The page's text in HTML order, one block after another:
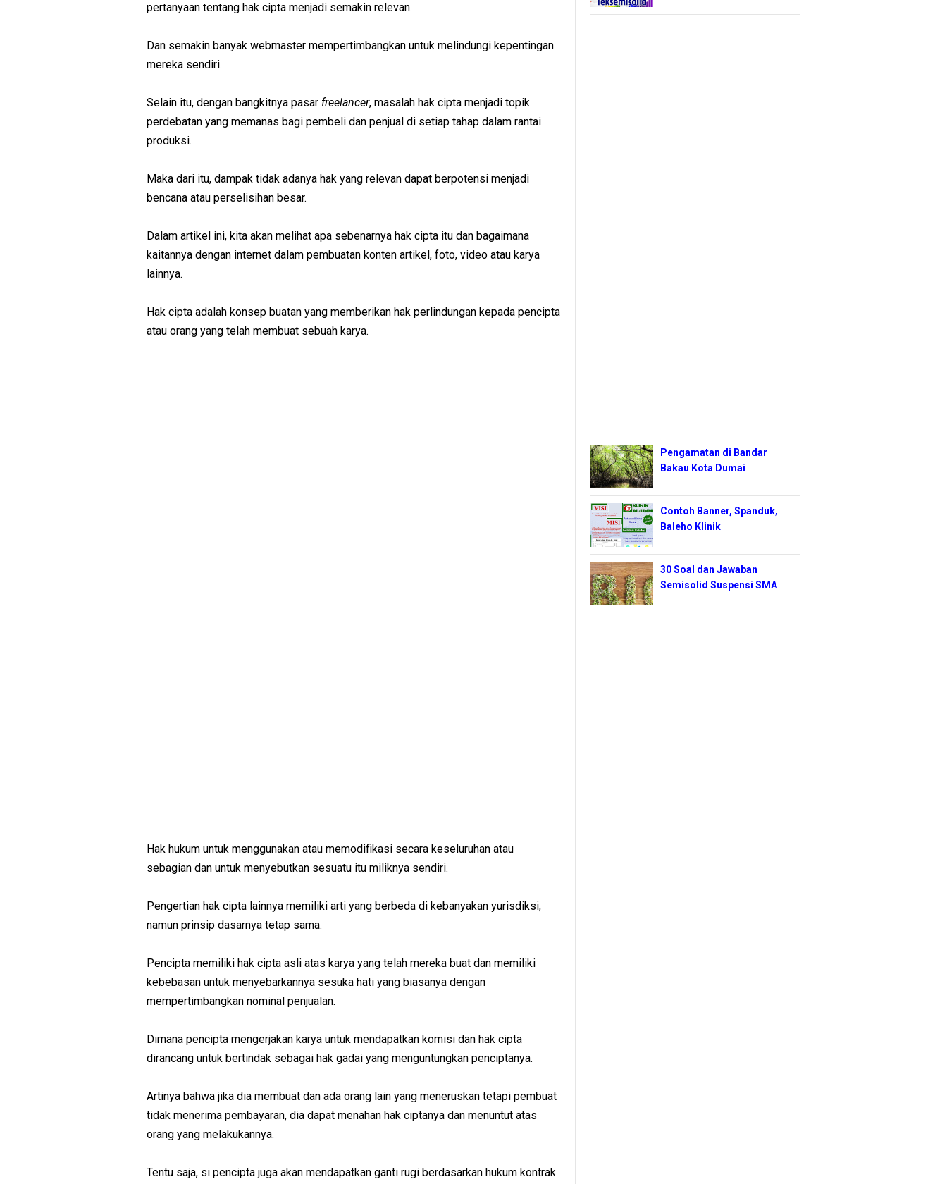
pertanyaan tentang hak cipta menjadi semakin relevan.
Dan semakin banyak webmaster mempertimbangkan untuk melindungi kepentingan
mereka sendiri.
Selain itu, dengan bangkitnya pasar freelancer, masalah hak cipta menjadi topik
perdebatan yang memanas bagi pembeli dan penjual di setiap tahap dalam rantai
produksi.
Maka dari itu, dampak tidak adanya hak yang relevan dapat berpotensi menjadi
bencana atau perselisihan besar.
Dalam artikel ini, kita akan melihat apa sebenarnya hak cipta itu dan bagaimana
kaitannya dengan internet dalam pembuatan konten artikel, foto, video atau karya
lainnya.
Hak cipta adalah konsep buatan yang memberikan hak perlindungan kepada pencipta
atau orang yang telah membuat sebuah karya.
Hak hukum untuk menggunakan atau memodifikasi secara keseluruhan atau
sebagian dan untuk menyebutkan sesuatu itu miliknya sendiri.
Pengertian hak cipta lainnya memiliki arti yang berbeda di kebanyakan yurisdiksi,
namun prinsip dasarnya tetap sama.
Pencipta memiliki hak cipta asli atas karya yang telah mereka buat dan memiliki
kebebasan untuk menyebarkannya sesuka hati yang biasanya dengan
mempertimbangkan nominal penjualan.
Dimana pencipta mengerjakan karya untuk mendapatkan komisi dan hak cipta
dirancang untuk bertindak sebagai hak gadai yang menguntungkan penciptanya.
Artinya bahwa jika dia membuat dan ada orang lain yang meneruskan tetapi pembuat
tidak menerima pembayaran, dia dapat menahan hak ciptanya dan menuntut atas
orang yang melakukannya.
Tentu saja, si pencipta juga akan mendapatkan ganti rugi berdasarkan hukum kontrak
Pengamatan di Bandar
Bakau Kota Dumai
Contoh Banner, Spanduk,
Baleho Klinik
30 Soal dan Jawaban
Semisolid Suspensi SMA